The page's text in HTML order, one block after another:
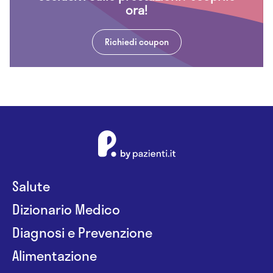
ora!
Richiedi coupon
Salute
Dizionario Medico
Diagnosi e Prevenzione
Alimentazione